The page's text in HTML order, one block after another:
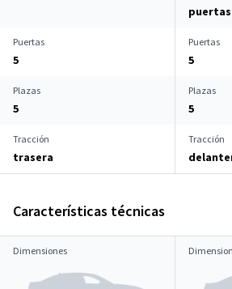
puertas
Puertas
5
Puertas
5
Plazas
5
Plazas
5
Tracción
trasera
Tracción
Características técnicas
Dimensiones